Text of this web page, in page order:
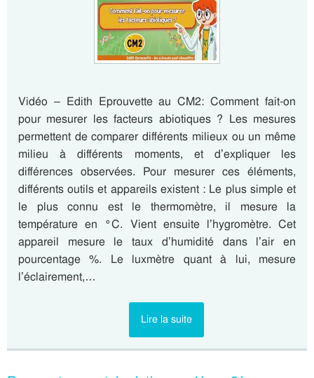
Vidéo – Edith Eprouvette au CM2: Comment fait-on
pour mesurer les facteurs abiotiques ? Les mesures
permettent de comparer différents milieux ou un même
milieu à différents moments, et d’expliquer les
différences observées. Pour mesurer ces éléments,
différents outils et appareils existent : Le plus simple et
le plus connu est le thermomètre, il mesure la
température en °C. Vient ensuite l’hygromètre. Cet
appareil mesure le taux d’humidité dans l’air en
pourcentage %. Le luxmètre quant à lui, mesure
l’éclairement,…
Lire la suite